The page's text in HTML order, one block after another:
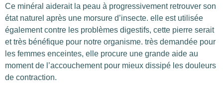
Ce minéral aiderait la peau à progressivement retrouver son
état naturel après une morsure d’insecte. elle est utilisée
également contre les problèmes digestifs, cette pierre serait
et très bénéfique pour notre organisme. très demandée pour
les femmes enceintes, elle procure une grande aide au
moment de l’accouchement pour mieux dissipé les douleurs
de contraction.